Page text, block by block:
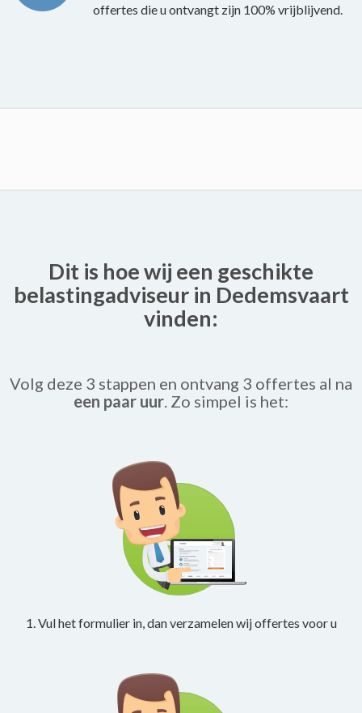
offertes die u ontvangt zijn 100% vrijblijvend.
Dit is hoe wij een geschikte
belastingadviseur in Dedemsvaart
vinden:
Volg deze 3 stappen en ontvang 3 offertes al na
een paar uur. Zo simpel is het:
1. Vul het formulier in, dan verzamelen wij offertes voor u